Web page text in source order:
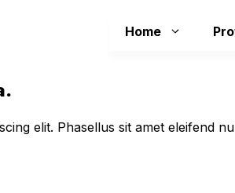
Home
elit. Phasellus sit amet eleifend